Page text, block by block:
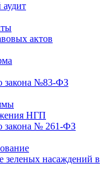
актов
закона №83-ФЗ
НГП
закона № 261-ФЗ
зеленых насаждений в